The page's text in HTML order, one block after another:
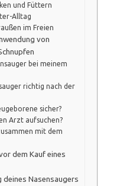
und Füttern
Alltag
im Freien
von
bei meinem
richtig nach der
sicher?
Arzt aufsuchen?
mit dem
dem Kauf eines
Nasensaugers